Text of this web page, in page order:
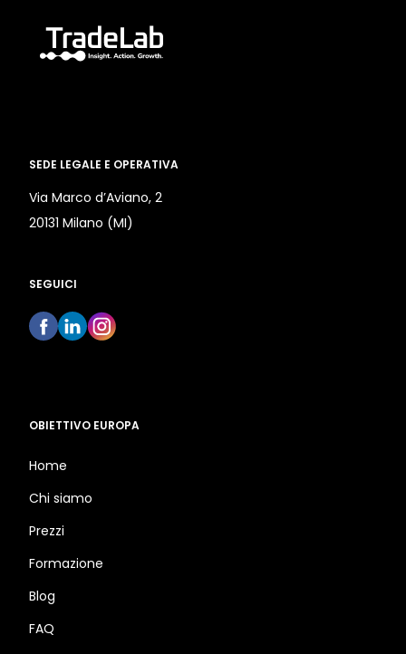
SEDE LEGALE E OPERATIVA
Via Marco d’Aviano, 2
20131 Milano (MI)
SEGUICI
OBIETTIVO EUROPA
Home
Chi siamo
Prezzi
Formazione
Blog
FAQ